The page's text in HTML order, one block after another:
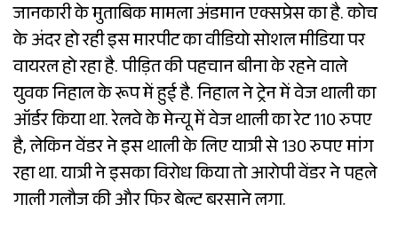
जानकारी के मुताबिक मामला अंडमान एक्सप्रेस का है. कोच
के अंदर हो रही इस मारपीट का वीडियो सोशल मीडिया पर
वायरल हो रहा है. पीड़ित की पहचान बीना के रहने वाले
युवक निहाल के रूप में हुई है. निहाल ने ट्रेन में वेज थाली का
ऑर्डर किया था. रेलवे के मेन्यू में वेज थाली का रेट 110 रुपए
है, लेकिन वेंडर ने इस थाली के लिए यात्री से 130 रुपए मांग
रहा था. यात्री ने इसका विरोध किया तो आरोपी वेंडर ने पहले
गाली गलौज की और फिर बेल्ट बरसाने लगा.